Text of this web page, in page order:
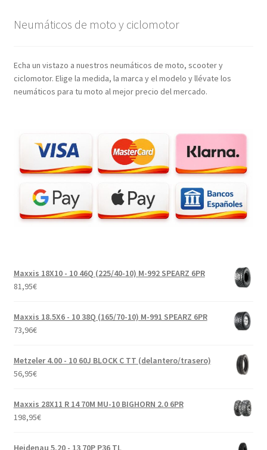
Neumáticos de moto y ciclomotor
Echa un vistazo a nuestros neumáticos de moto, scooter y
ciclomotor. Elige la medida, la marca y el modelo y llévate los
neumáticos para tu moto al mejor precio del mercado.
Maxxis 18X10 - 10 46Q (225/40-10) M-992 SPEARZ 6PR
81,95€
Maxxis 18.5X6 - 10 38Q (165/70-10) M-991 SPEARZ 6PR
73,96€
Metzeler 4.00 - 10 60J BLOCK C TT (delantero/trasero)
56,95€
Maxxis 28X11 R 14 70M MU-10 BIGHORN 2.0 6PR
198,95€
Heidenau 5.20 - 13 70P P36 TL